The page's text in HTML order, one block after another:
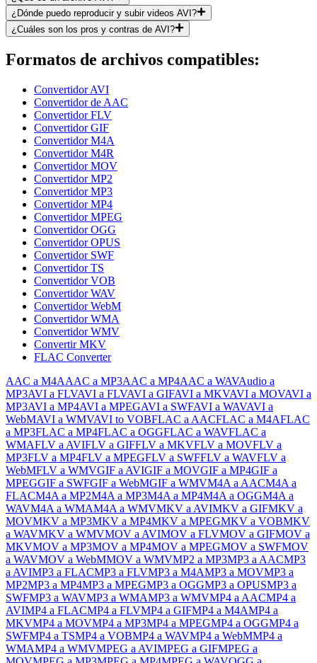
¿Dónde puedo reproducir y subir videos AVI?
¿Cuáles son los pros y contras de AVI?
Formatos de archivos compatibles:
Convertidor AVI
Convertidor de AAC
Convertidor FLV
Convertidor GIF
Convertidor M4A
Convertidor M4R
Convertidor MOV
Convertidor MP2
Convertidor MP3
Convertidor MP4
Convertidor MPEG
Convertidor OGG
Convertidor OPUS
Convertidor SWF
Convertidor TS
Convertidor VOB
Convertidor WAV
Convertidor WebM
Convertidor WMA
Convertidor WMV
Convertir MKV
FLAC Converter
AAC a M4AAAC a MP3AAC a MP4AAC a WAVAudio a
MP3AVI a FLVAVI a FLVAVI a GIFAVI a MKVAVI a MOVAVI a
MP3AVI a MP4AVI a MPEGAVI a SWFAVI a WAVAVI a
WebMAVI a WMVAVI to VOBFLAC a AACFLAC a M4AFLAC
a MP3FLAC a MP4FLAC a OGGFLAC a WAVFLAC a
WMAFLV a AVIFLV a GIFFLV a MKVFLV a MOVFLV a
MP3FLV a MP4FLV a MPEGFLV a SWFFLV a WAVFLV a
WebMFLV a WMVGIF a AVIGIF a MOVGIF a MP4GIF a
MPEGGIF a SWFGIF a WebMGIF a WMVM4A a AACM4A a
FLACM4A a MP2M4A a MP3M4A a MP4M4A a OGGM4A a
WAVM4A a WMAM4A a WMVMKV a AVIMKV a GIFMKV a
MOVMKV a MP3MKV a MP4MKV a MPEGMKV a VOBMKV
a WAVMKV a WMVMOV a AVIMOV a FLVMOV a GIFMOV a
MKVMOV a MP3MOV a MP4MOV a MPEGMOV a SWFMOV
a WAVMOV a WebMMOV a WMVMP2 a MP3MP3 a AACMP3
a AVIMP3 a FLACMP3 a FLVMP3 a M4AMP3 a MOVMP3 a
MP2MP3 a MP4MP3 a MPEGMP3 a OGGMP3 a OPUSMP3 a
SWFMP3 a WAVMP3 a WMAMP3 a WMVMP4 a AACMP4 a
AVIMP4 a FLACMP4 a FLVMP4 a GIFMP4 a M4AMP4 a
MKVMP4 a MOVMP4 a MP3MP4 a MPEGMP4 a OGGMP4 a
SWFMP4 a TSMP4 a VOBMP4 a WAVMP4 a WebMMP4 a
WMAMP4 a WMVMPEG a AVIMPEG a GIFMPEG a